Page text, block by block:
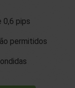
0,6 pips
permitidos